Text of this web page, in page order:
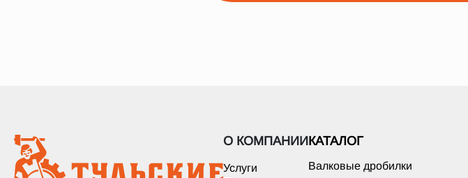
О КОМПАНИИ
Услуги
КАТАЛОГ
Валковые дробилки